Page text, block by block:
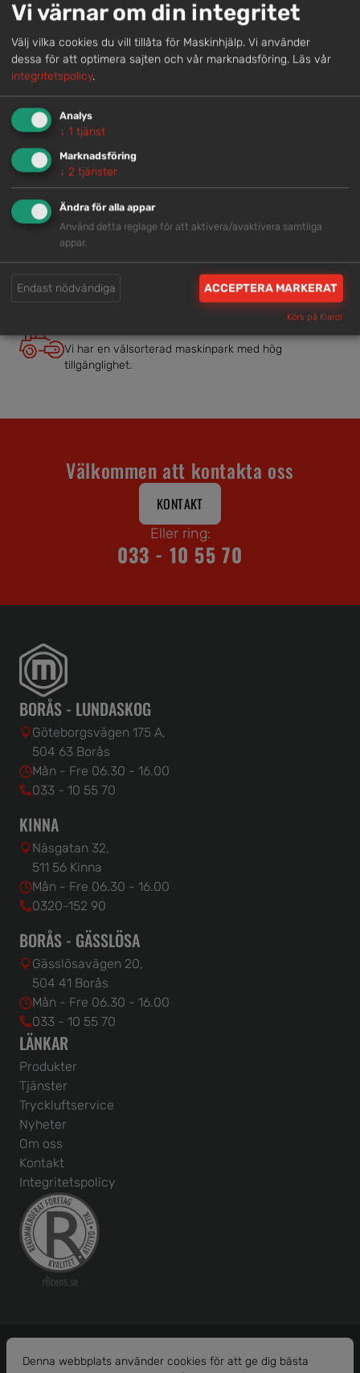
Lokal kompetens
Genom att samla våra medarbetare lokalt erbjuder vi
helhetslösningar.
Snabb service
Vi har tillgänglig personal som är redo att hjälpa dig.
Trygg rådgivning
Våra hjälpsamma medarbetare är experter inom
branschen.
Vi har en välsorterad maskinpark med hög
tillgänglighet.
Välkommen att kontakta oss
KONTAKT
Eller ring:
033 - 10 55 70
BORÅS - LUNDASKOG
Göteborgsvägen 175 A,
504 63 Borås
Mån - Fre 06.30 - 16.00
033 - 10 55 70
KINNA
Näsgatan 32,
511 56 Kinna
Mån - Fre 06.30 - 16.00
0320-152 90
BORÅS - GÄSSLÖSA
Gässlösavägen 20,
504 41 Borås
Mån - Fre 06.30 - 16.00
033 - 10 55 70
LÄNKAR
Produkter
Tjänster
Tryckluftservice
Nyheter
Om oss
Kontakt
Integritetspolicy
Denna webbplats använder cookies för att ge dig bästa
Vi värnar om din integritet
Välj vilka cookies du vill tillåta för Maskinhjälp. Vi använder
dessa för att optimera sajten och vår marknadsföring. Läs vår
integritetspolicy.
Analys
↓ 1 tjänst
Marknadsföring
↓ 2 tjänster
Ändra för alla appar
Använd detta reglage för att aktivera/avaktivera samtliga
appar.
Endast nödvändiga ACCEPTERA MARKERAT
Körs på Klaro!